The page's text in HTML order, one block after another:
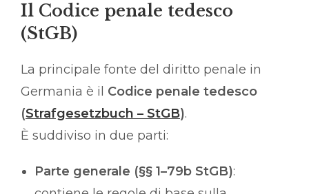
Il Codice penale tedesco
(StGB)
La principale fonte del diritto penale in
Germania è il Codice penale tedesco
(Strafgesetzbuch – StGB).
È suddiviso in due parti:
Parte generale (§§ 1–79b StGB):